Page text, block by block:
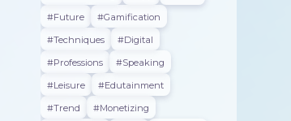
#future
#gamification
#techniques
#digital
#professions
#speaking
#leisure
#edutainment
#trend
#monetizing